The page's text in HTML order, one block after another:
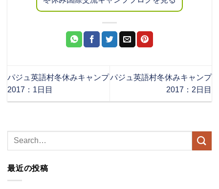
パジュ英語村冬休みキャンプ
2017：1日目
パジュ英語村冬休みキャンプ
2017：2日目
最近の投稿